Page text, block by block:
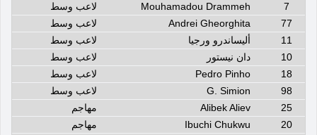
7
Mouhamadou Drammeh
لاعب وسط
77
Andrei Gheorghita
لاعب وسط
11
أليساندرو ورجيا
لاعب وسط
10
دان نيستور
لاعب وسط
18
Pedro Pinho
لاعب وسط
98
G. Simion
لاعب وسط
25
Alibek Aliev
مهاجم
20
Ibuchi Chukwu
مهاجم